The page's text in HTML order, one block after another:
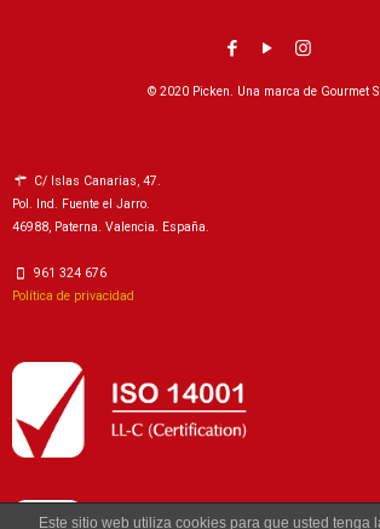
© 2020 Picken. Una marca de Gourmet
C/ Islas Canarias, 47.
Pol. Ind. Fuente el Jarro.
46988, Paterna. Valencia. España.
961 324 676
Política de privacidad
Este sitio web utiliza cookies para que usted tenga